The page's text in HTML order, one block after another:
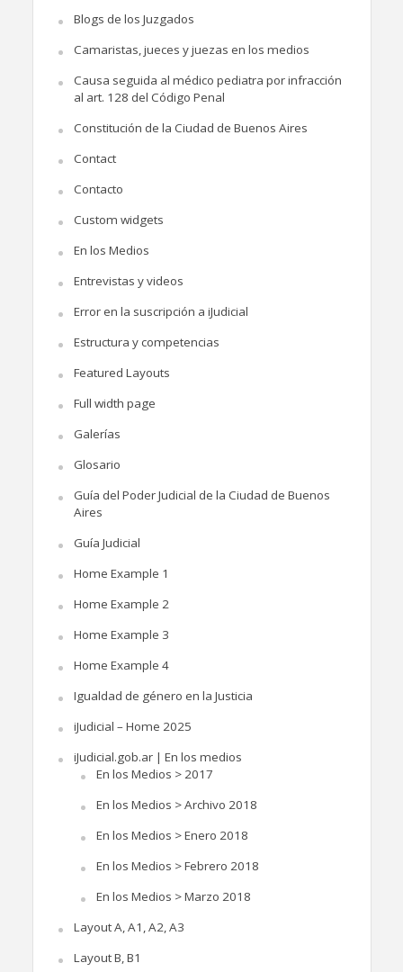
Blogs de los Juzgados
Camaristas, jueces y juezas en los medios
Causa seguida al médico pediatra por infracción
al art. 128 del Código Penal
Constitución de la Ciudad de Buenos Aires
Contact
Contacto
Custom widgets
En los Medios
Entrevistas y videos
Error en la suscripción a iJudicial
Estructura y competencias
Featured Layouts
Full width page
Galerías
Glosario
Guía del Poder Judicial de la Ciudad de Buenos
Aires
Guía Judicial
Home Example 1
Home Example 2
Home Example 3
Home Example 4
Igualdad de género en la Justicia
iJudicial – Home 2025
iJudicial.gob.ar | En los medios
En los Medios > 2017
En los Medios > Archivo 2018
En los Medios > Enero 2018
En los Medios > Febrero 2018
En los Medios > Marzo 2018
Layout A, A1, A2, A3
Layout B, B1